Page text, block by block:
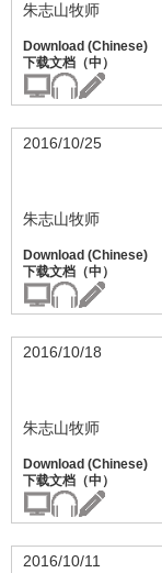
朱志山牧师
2016/10/25
朱志山牧师
2016/10/18
朱志山牧师
2016/10/11